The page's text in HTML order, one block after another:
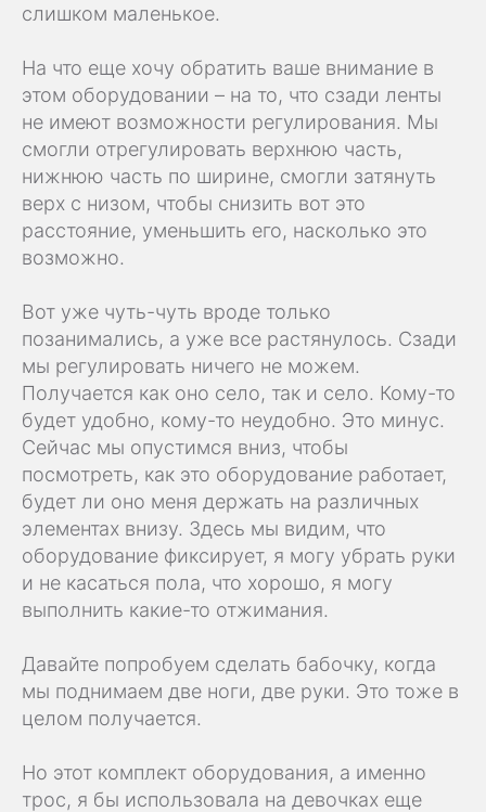
слишком маленькое.
На что еще хочу обратить ваше внимание в
этом оборудовании – на то, что сзади ленты
не имеют возможности регулирования. Мы
смогли отрегулировать верхнюю часть,
нижнюю часть по ширине, смогли затянуть
верх с низом, чтобы снизить вот это
расстояние, уменьшить его, насколько это
возможно.
Вот уже чуть-чуть вроде только
позанимались, а уже все растянулось. Сзади
мы регулировать ничего не можем.
Получается как оно село, так и село. Кому-то
будет удобно, кому-то неудобно. Это минус.
Сейчас мы опустимся вниз, чтобы
посмотреть, как это оборудование работает,
будет ли оно меня держать на различных
элементах внизу. Здесь мы видим, что
оборудование фиксирует, я могу убрать руки
и не касаться пола, что хорошо, я могу
выполнить какие-то отжимания.
Давайте попробуем сделать бабочку, когда
мы поднимаем две ноги, две руки. Это тоже в
целом получается.
Но этот комплект оборудования, а именно
трос, я бы использовала на девочках еще